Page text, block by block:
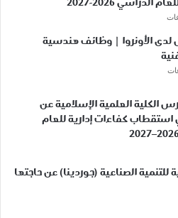
الدراسي 2026-2027
الأونروا | وظائف هندسية
الكلية العلمية الإسلامية عن
استقطاب كفاءات إدارية للعام
الصناعية (جوردينا) عن حاجتها